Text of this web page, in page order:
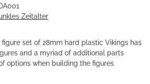
Zeitalter
set of 28mm hard plastic Vikings has
and a myriad of additional parts
options when building the figures